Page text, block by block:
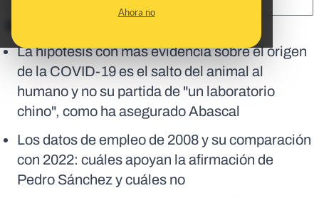
Ahora no
La hipótesis con más evidencia sobre el origen
de la COVID-19 es el salto del animal al
humano y no su partida de "un laboratorio
chino", como ha asegurado Abascal
Los datos de empleo de 2008 y su comparación
con 2022: cuáles apoyan la afirmación de
Pedro Sánchez y cuáles no